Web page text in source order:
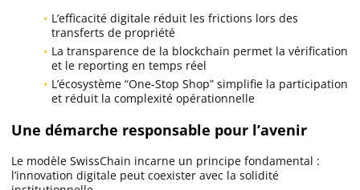
L’efficacité digitale réduit les frictions lors des
transferts de propriété
La transparence de la blockchain permet la vérification
et le reporting en temps réel
L’écosystème “One-Stop Shop” simplifie la participation
et réduit la complexité opérationnelle
Une démarche responsable pour l’avenir
Le modèle SwissChain incarne un principe fondamental :
l’innovation digitale peut coexister avec la solidité